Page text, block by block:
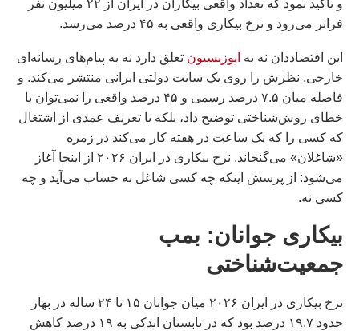
و تأکید نمود که تعداد واقعی بیکاران در ایران از ۲۲ میلیون نفر
فراتر می‌رود و نرخ بیکاری واقعی به ۴۵ درصد می‌رسد.
این اقتصاددان نه به اپوزیسیون تعلق دارد نه به پیام‌های رسانه‌ای
خارجی. نظرش را روی یک سایت دولتی ایرانی منتشر می‌کند. و
فاصله میان ۷.۵ درصد رسمی و ۴۵ درصد واقعی را نمی‌توان با
خطای روش‌شناختی توضیح داد، بلکه با تعریف عمدی از اشتغال
که کسی را که یک ساعت در هفته کار می‌کند در زمره
«شاغلان» می‌گنجاند. نرخ بیکاری در ایران ۲۰۲۶ از اینجا آغاز
می‌شود: از پرسش اینکه چه کسی شاغل به حساب می‌آید و چه
کسی نه.
بیکاری جوانان: بمب
جمعیت‌شناختی
نرخ بیکاری در ايران ۲۰۲۶ میان جوانان ۱۵ تا ۲۴ ساله در بهار
حدود ۱۹.۷ درصد بود که در تابستان اندکی به ۱۹ درصد کاهش